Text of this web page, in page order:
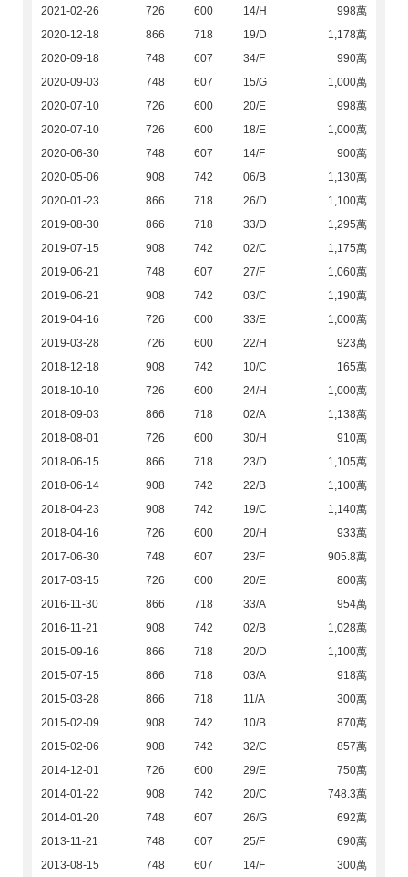
2021-02-26 726 600 14/H
998萬
2020-12-18
866 718 19/D
1,178萬
2020-09-18
748 607 34/F
990萬
2020-09-03
748 607 15/G
1,000萬
2020-07-10
726 600 20/E
998萬
2020-07-10
726 600 18/E
1,000萬
2020-06-30
748 607 14/F
900萬
2020-05-06
908 742 06/B
1,130萬
2020-01-23
866 718 26/D
1,100萬
2019-08-30
866 718 33/D
1,295萬
2019-07-15
908 742 02/C
1,175萬
2019-06-21
748 607 27/F
1,060萬
2019-06-21
908 742 03/C
1,190萬
2019-04-16
726 600 33/E
1,000萬
2019-03-28
726 600 22/H
923萬
2018-12-18
908 742 10/C
165萬
2018-10-10
726 600 24/H
1,000萬
2018-09-03
866 718 02/A
1,138萬
2018-08-01
726 600 30/H
910萬
2018-06-15
866 718 23/D
1,105萬
2018-06-14
908 742 22/B
1,100萬
2018-04-23
908 742 19/C
1,140萬
2018-04-16
726 600 20/H
933萬
2017-06-30
748 607 23/F
905.8萬
2017-03-15
726 600 20/E
800萬
2016-11-30
866 718 33/A
954萬
2016-11-21
908 742 02/B
1,028萬
2015-09-16
866 718 20/D
1,100萬
2015-07-15
866 718 03/A
918萬
2015-03-28
866 718 11/A
300萬
2015-02-09
908 742 10/B
870萬
2015-02-06
908 742 32/C
857萬
2014-12-01
726 600 29/E
750萬
2014-01-22
908 742 20/C
748.3萬
2014-01-20
748 607 26/G
692萬
2013-11-21
748 607 25/F
690萬
2013-08-15
748 607 14/F
300萬